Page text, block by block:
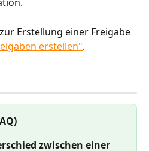
Erstellung einer Freigabe
erstellen".
zwischen einer